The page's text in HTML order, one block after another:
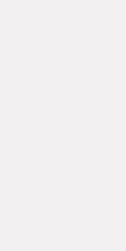
za tym idzie
i
kodowania.